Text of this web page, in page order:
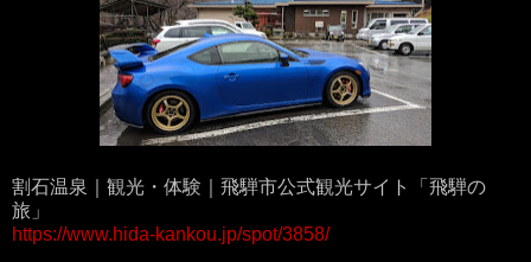
割石温泉｜観光・体験｜飛騨市公式観光サイト「飛騨の
旅」
https://www.hida-kankou.jp/spot/3858/